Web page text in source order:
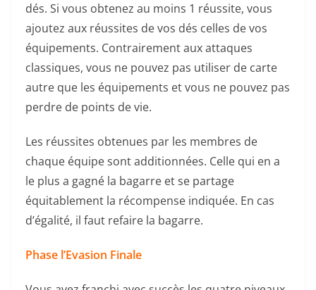
dés. Si vous obtenez au moins 1 réussite, vous
ajoutez aux réussites de vos dés celles de vos
équipements. Contrairement aux attaques
classiques, vous ne pouvez pas utiliser de carte
autre que les équipements et vous ne pouvez pas
perdre de points de vie.
Les réussites obtenues par les membres de
chaque équipe sont additionnées. Celle qui en a
le plus a gagné la bagarre et se partage
équitablement la récompense indiquée. En cas
d’égalité, il faut refaire la bagarre.
Phase l’Evasion Finale